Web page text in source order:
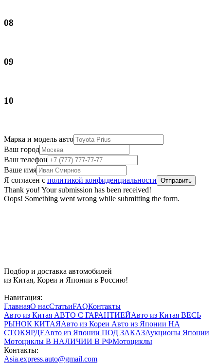
08
09
10
Марка и модель авто
Ваш город
Ваш телефон
Ваше имя
Я согласен с политикой конфиденциальности
Thank you! Your submission has been received!
Oops! Something went wrong while submitting the form.
Подбор и доставка автомобилей
из Китая, Кореи и Японии в Россию!
Навигация:
ГлавнаяО насСтатьиFAQКонтакты
Авто из Китая АВТО С ГАРАНТИЕЙАвто из Китая ВЕСЬ
РЫНОК КИТАЯАвто из Кореи Авто из Японии НА
СТОКЯРДЕАвто из Японии ПОД ЗАКАЗАукционы Японии
Мотоциклы В НАЛИЧИИ В РФМотоциклы
Контакты:
Asia.express.auto@gmail.com